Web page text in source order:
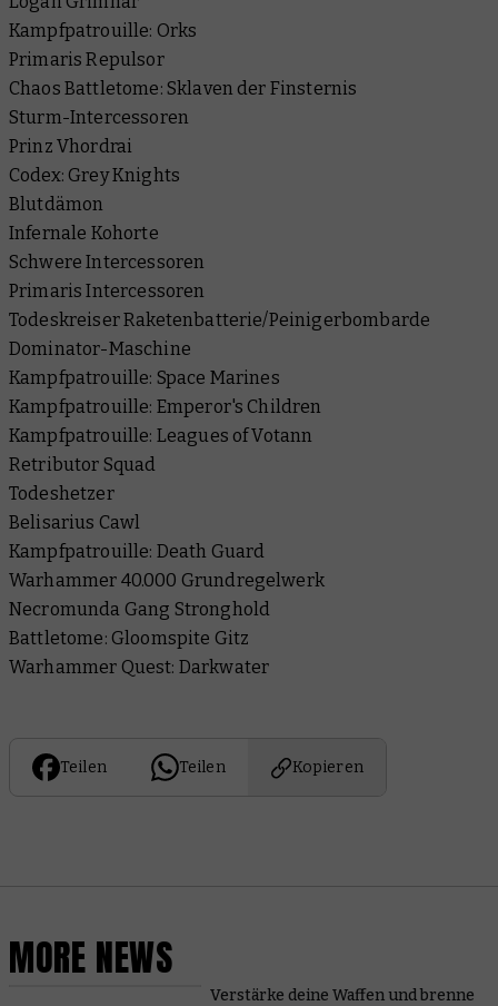
Kampfpatrouille: Orks
Primaris Repulsor
Chaos Battletome: Sklaven der Finsternis
Sturm-Intercessoren
Prinz Vhordrai
Codex: Grey Knights
Blutdämon
Infernale Kohorte
Schwere Intercessoren
Primaris Intercessoren
Todeskreiser Raketenbatterie/Peinigerbombarde
Dominator-Maschine
Kampfpatrouille: Space Marines
Kampfpatrouille: Emperor's Children
Kampfpatrouille: Leagues of Votann
Retributor Squad
Todeshetzer
Belisarius Cawl
Kampfpatrouille: Death Guard
Warhammer 40.000 Grundregelwerk
Necromunda Gang Stronghold
Battletome: Gloomspite Gitz
Warhammer Quest: Darkwater
Teilen Teilen Kopieren
MORE NEWS
Verstärke deine Waffen und brenne